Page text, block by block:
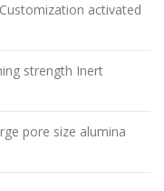
activated
strength Inert
pore size alumina